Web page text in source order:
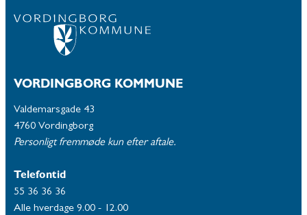
VORDINGBORG KOMMUNE
Valdemarsgade 43
4760 Vordingborg
Personligt fremmøde kun efter aftale.
Telefontid
55 36 36 36
Alle hverdage 9.00 - 12.00